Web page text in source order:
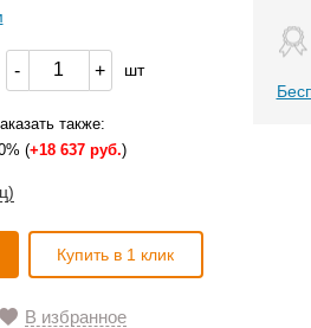
- + шт
также:
(+18 637 руб.)
Купить в 1 клик
В избранное